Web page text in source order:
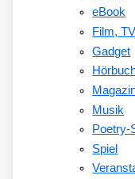
eBook
Film,
Gadget
Musik
Poetry-
Spiel